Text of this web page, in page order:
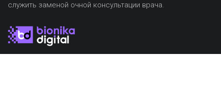
служить заменой очной консультации врача.